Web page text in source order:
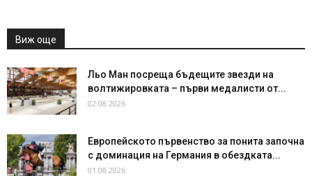
Виж още
Льо Ман посреща бъдещите звезди на
волтижировката – първи медалисти от...
02.08.2026
Европейското първенство за понита започна
с доминация на Германия в обездката...
01.08.2026